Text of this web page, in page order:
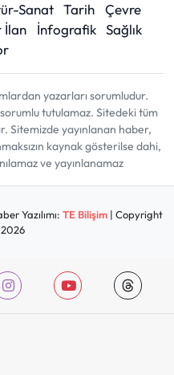
Sanat Tarih
Çevre
İlan İnfografik Sağlık
yazarları sorumludur.
tutulamaz. Sitedeki tüm
Sitemizde yayınlanan haber,
kaynak gösterilse dahi,
ve yayınlanamaz
Yazılımı: TE Bilişim| Copyright